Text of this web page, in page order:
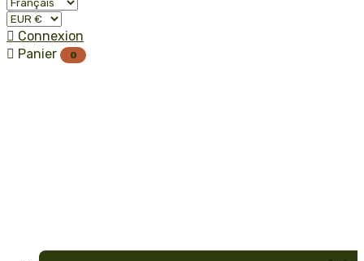
 Connexion
 Panier 0